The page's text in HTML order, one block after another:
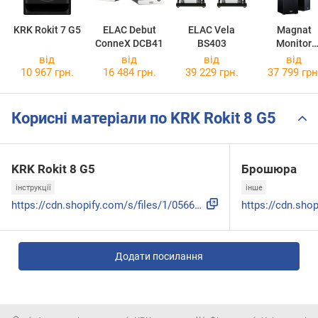
KRK Rokit 7 G5
ELAC Debut
ConneX DCB41
ELAC Vela
BS403
Magnat
Monitor
Reference
від
10 967 грн.
від
16 484 грн.
від
39 229 грн.
від
37 799
Корисні матеріали по KRK Rokit 8 G5
KRK Rokit 8 G5
інструкції
https://cdn.shopify.com/s/files/1/0566/0809/6342/files/ROKI...
Брошюра
інше
Додати посилання